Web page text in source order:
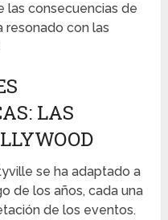
las consecuencias de
resonado con las
LAS
se ha adaptado a
de los años, cada una
de los eventos.